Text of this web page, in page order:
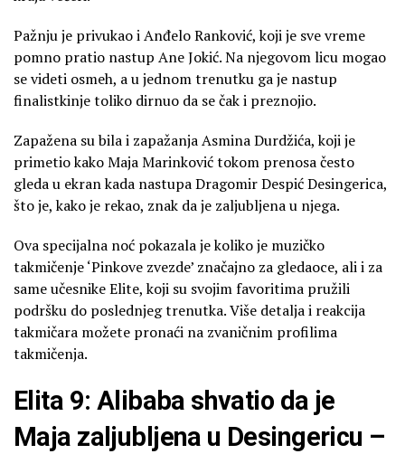
Pažnju je privukao i Anđelo Ranković, koji je sve vreme
pomno pratio nastup Ane Jokić. Na njegovom licu mogao
se videti osmeh, a u jednom trenutku ga je nastup
finalistkinje toliko dirnuo da se čak i preznojio.
Zapažena su bila i zapažanja Asmina Durdžića, koji je
primetio kako Maja Marinković tokom prenosa često
gleda u ekran kada nastupa Dragomir Despić Desingerica,
što je, kako je rekao, znak da je zaljubljena u njega.
Ova specijalna noć pokazala je koliko je muzičko
takmičenje ‘Pinkove zvezde’ značajno za gledaoce, ali i za
same učesnike Elite, koji su svojim favoritima pružili
podršku do poslednjeg trenutka. Više detalja i reakcija
takmičara možete pronaći na zvaničnim profilima
takmičenja.
Elita 9: Alibaba shvatio da je
Maja zaljubljena u Desingericu –